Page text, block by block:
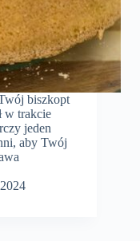
biszkopt
w trakcie
jeden
aby Twój